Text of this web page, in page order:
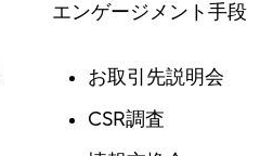
エンゲージメント手段
お取引先説明会
CSR調査